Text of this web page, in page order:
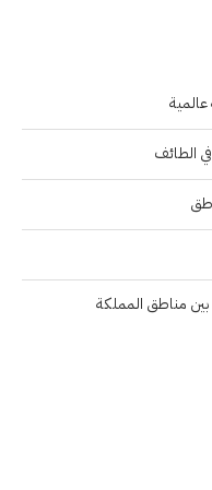
الطائف
مناطق المملكة